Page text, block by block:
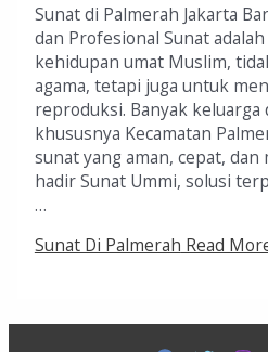
Sunat di Palmerah Jakarta
dan Profesional Sunat
kehidupan umat Muslim,
agama, tetapi juga untuk
reproduksi. Banyak keluarga
khususnya Kecamatan
sunat yang aman, cepat,
hadir Sunat Ummi, solusi
…
Sunat Di Palmerah Read